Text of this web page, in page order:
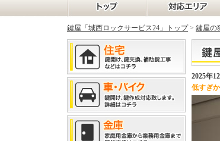
鍵屋「城西ロックサービス24」トップ> 鍵屋の
2025年
低すぎか